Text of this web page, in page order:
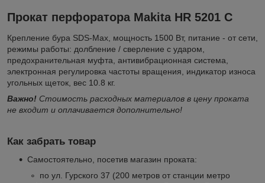
Прокат перфоратора Makita HR 5201 C
Крепление бура SDS-Max, мощность 1500 Вт, питание - от сети,
режимы работы: долбление / сверление с ударом,
предохранительная муфта, антивибрационная система,
электронная регулировка частоты вращения, индикатор износа
угольных щеток, вес 10.8 кг.
Важно! Стоимость расходных материалов в цену проката
не входит и оплачивается дополнительно!
Как забрать товар
Самостоятельно, посетив магазин проката:
по ул. Гурского 37 (200 метров от станции метро